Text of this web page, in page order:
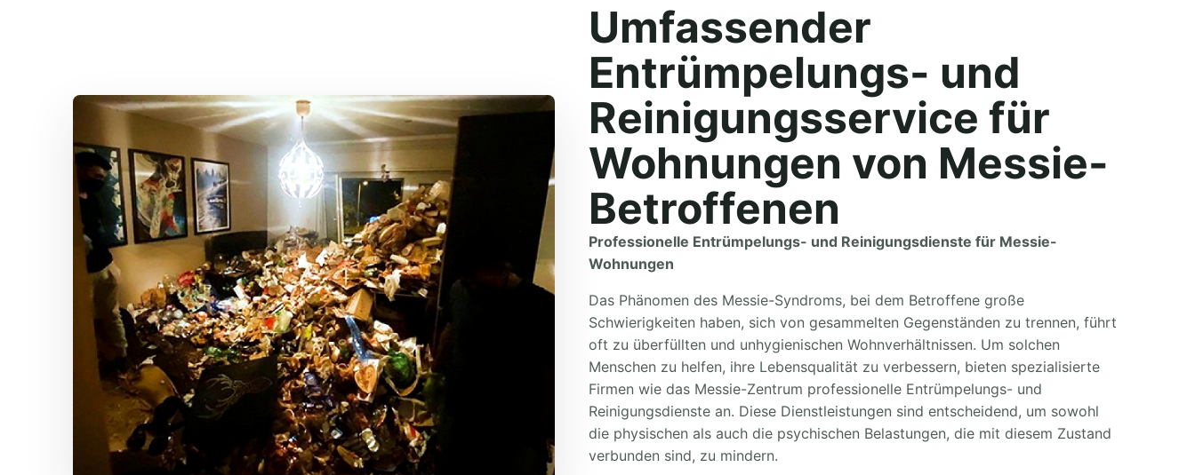
Umfassender
Entrümpelungs- und
Reinigungsservice für
Wohnungen von Messie-
Betroffenen
Professionelle Entrümpelungs- und Reinigungsdienste für Messie-
Wohnungen
Das Phänomen des Messie-Syndroms, bei dem Betroffene große
Schwierigkeiten haben, sich von gesammelten Gegenständen zu trennen, führt
oft zu überfüllten und unhygienischen Wohnverhältnissen. Um solchen
Menschen zu helfen, ihre Lebensqualität zu verbessern, bieten spezialisierte
Firmen wie das Messie-Zentrum professionelle Entrümpelungs- und
Reinigungsdienste an. Diese Dienstleistungen sind entscheidend, um sowohl
die physischen als auch die psychischen Belastungen, die mit diesem Zustand
verbunden sind, zu mindern.